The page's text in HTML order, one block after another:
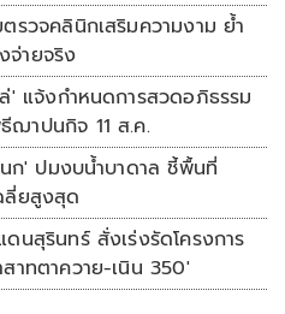
ตรวจคลินิกเสริมความงาม ย้ำ
จ่ายจริง
' แจ้งกำหนดการสวดอภิธรรม
ฌาปนกิจ 11 ส.ค.
ก' ปมงบน้ำบาดาล ชี้พื้นที่
ลี่ยสูงสุด
นสุรินทร์ สั่งเร่งรัดโครงการ
าทตาควาย-เนิน 350'